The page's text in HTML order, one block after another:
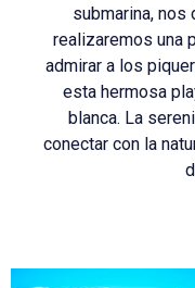
submarina, nos
realizaremos una
admirar a los
esta hermosa
blanca. La
conectar con la